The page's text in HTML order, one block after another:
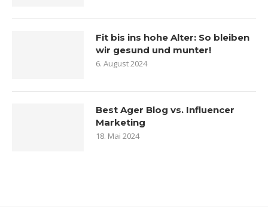
Fit bis ins hohe Alter: So bleiben
wir gesund und munter!
6. August 2024
Best Ager Blog vs. Influencer
Marketing
18. Mai 2024